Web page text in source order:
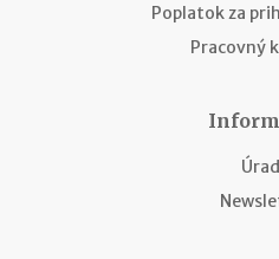
Poplatok za
Pracovný